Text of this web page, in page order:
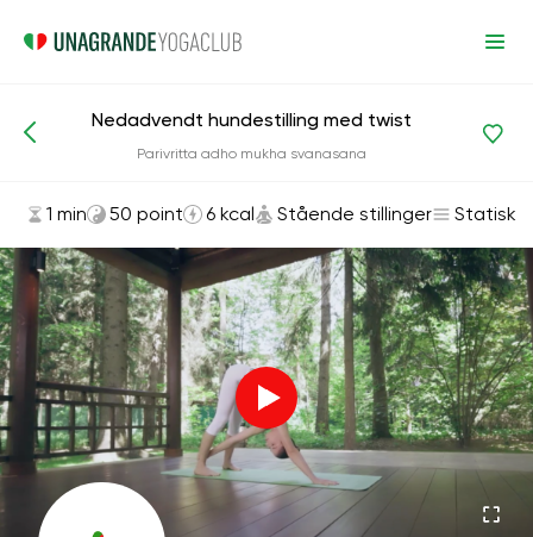
Asanas og øvelser Stående stillinger
Nedadvendt hundestilling med twist
Parivritta adho mukha svanasana
1 min 50 point 6 kcal Stående stillinger Statisk